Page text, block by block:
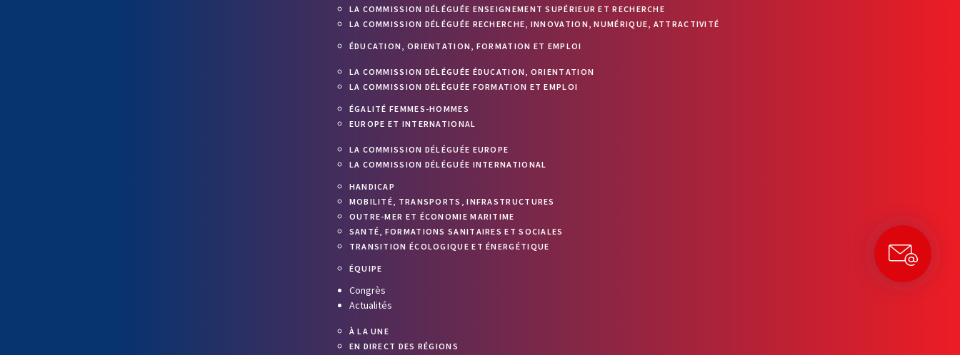
LA COMMISSION DÉLÉGUÉE ENSEIGNEMENT SUPÉRIEUR ET RECHERCHE
LA COMMISSION DÉLÉGUÉE RECHERCHE, INNOVATION, NUMÉRIQUE, ATTRACTIVITÉ
ÉDUCATION, ORIENTATION, FORMATION ET EMPLOI
LA COMMISSION DÉLÉGUÉE ÉDUCATION, ORIENTATION
LA COMMISSION DÉLÉGUÉE FORMATION ET EMPLOI
ÉGALITÉ FEMMES-HOMMES
EUROPE ET INTERNATIONAL
LA COMMISSION DÉLÉGUÉE EUROPE
LA COMMISSION DÉLÉGUÉE INTERNATIONAL
HANDICAP
MOBILITÉ, TRANSPORTS, INFRASTRUCTURES
OUTRE-MER ET ÉCONOMIE MARITIME
SANTÉ, FORMATIONS SANITAIRES ET SOCIALES
TRANSITION ÉCOLOGIQUE ET ÉNERGÉTIQUE
ÉQUIPE
Congrès
Actualités
À LA UNE
EN DIRECT DES RÉGIONS